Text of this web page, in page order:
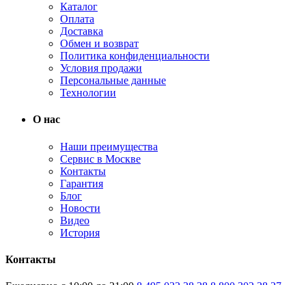
Каталог
Оплата
Доставка
Обмен и возврат
Политика конфиденциальности
Условия продажи
Персональные данные
Технологии
О нас
Наши преимущества
Сервис в Москве
Контакты
Гарантия
Блог
Новости
Видео
История
Контакты